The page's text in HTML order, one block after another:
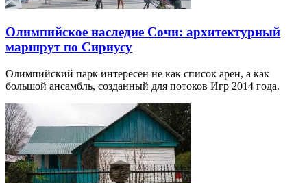
Олимпийское наследие Сочи: архитектурный
маршрут по Сириусу
Олимпийский парк интересен не как список арен, а как
большой ансамбль, созданный для потоков Игр 2014 года.